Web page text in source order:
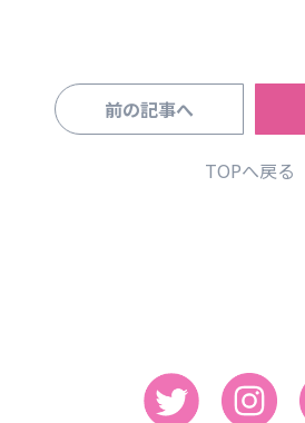
前の記事へ
TOPへ戻る